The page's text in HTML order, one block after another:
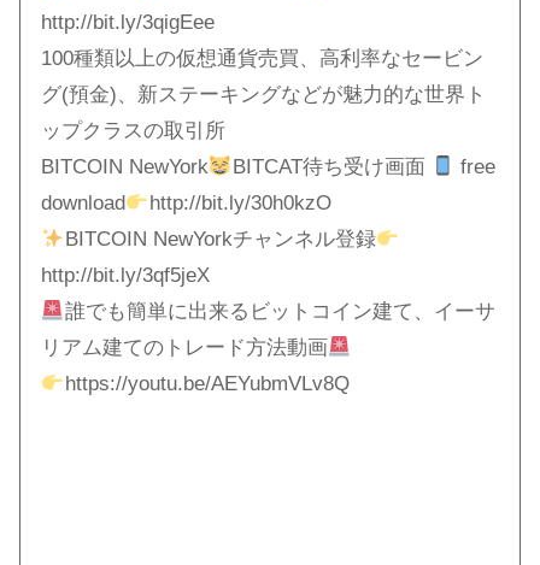
http://bit.ly/3qigEee
100種類以上の仮想通貨売買、高利率なセービン
グ(預金)、新ステーキングなどが魅力的な世界ト
ップクラスの取引所
BITCOIN NewYork
BITCAT待ち受け画面
free
download
http://bit.ly/30h0kzO
BITCOIN NewYorkチャンネル登録
http://bit.ly/3qf5jeX
誰でも簡単に出来るビットコイン建て、イーサ
リアム建てのトレード方法動画
https://youtu.be/AEYubmVLv8Q